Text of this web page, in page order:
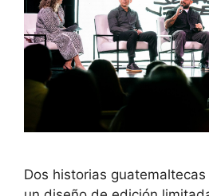
Dos historias